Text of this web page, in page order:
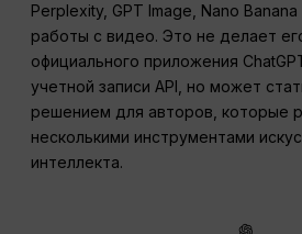
Perplexity, GPT Image, Nano
работы с видео. Это не делает
официального приложения
учетной записи API, но может
решением для авторов, которые
несколькими инструментами
интеллекта.